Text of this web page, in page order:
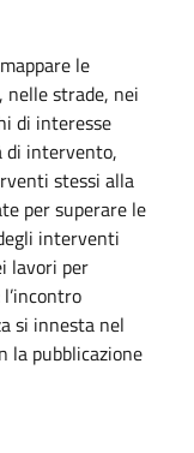
le
strade, nei
di interesse
di intervento,
stessi alla
per superare le
interventi
lavori per
si innesta nel
la pubblicazione